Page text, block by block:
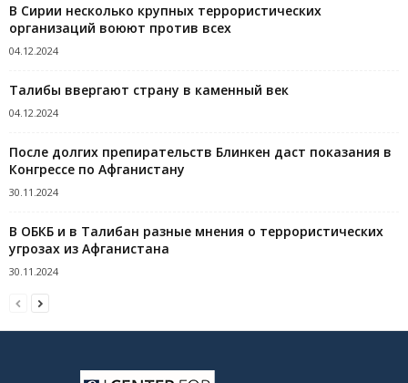
В Сирии несколько крупных террористических
организаций воюют против всех
04.12.2024
Талибы ввергают страну в каменный век
04.12.2024
После долгих препирательств Блинкен даст показания в
Конгрессе по Афганистану
30.11.2024
В ОБКБ и в Талибан разные мнения о террористических
угрозах из Афганистана
30.11.2024